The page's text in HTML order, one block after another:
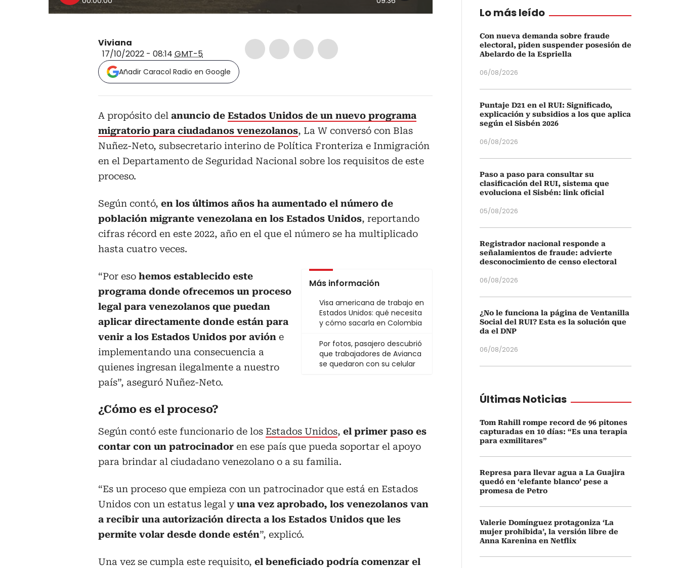
Viviana
17/10/2022 - 08:14 GMT-5
Añadir Caracol Radio en Google
A propósito del anuncio de Estados Unidos de un nuevo programa
migratorio para ciudadanos venezolanos, La W conversó con Blas
Nuñez-Neto, subsecretario interino de Política Fronteriza e Inmigración
en el Departamento de Seguridad Nacional sobre los requisitos de este
proceso.
Según contó, en los últimos años ha aumentado el número de
población migrante venezolana en los Estados Unidos, reportando
cifras récord en este 2022, año en el que el número se ha multiplicado
hasta cuatro veces.
Más información
Visa americana de trabajo en
Estados Unidos: qué necesita
y cómo sacarla en Colombia
Por fotos, pasajero descubrió
que trabajadores de Avianca
se quedaron con su celular
“Por eso hemos establecido este
programa donde ofrecemos un proceso
legal para venezolanos que puedan
aplicar directamente donde están para
venir a los Estados Unidos por avión e
implementando una consecuencia a
quienes ingresan ilegalmente a nuestro
país”, aseguró Nuñez-Neto.
¿Cómo es el proceso?
Según contó este funcionario de los Estados Unidos, el primer paso es
contar con un patrocinador en ese país que pueda soportar el apoyo
para brindar al ciudadano venezolano o a su familia.
“Es un proceso que empieza con un patrocinador que está en Estados
Unidos con un estatus legal yuna vez aprobado, los venezolanos van
a recibir una autorización directa a los Estados Unidos que les
permite volar desde donde estén”, explicó.
Una vez se cumpla este requisito, el beneficiado podría comenzar el
Lo más leído
Con nueva demanda sobre fraude
electoral, piden suspender posesión de
Abelardo de la Espriella
06/08/2026
Puntaje D21 en el RUI: Significado,
explicación y subsidios a los que aplica
según el Sisbén 2026
06/08/2026
Paso a paso para consultar su
clasificación del RUI, sistema que
evoluciona el Sisbén: link oficial
05/08/2026
Registrador nacional responde a
señalamientos de fraude: advierte
desconocimiento de censo electoral
06/08/2026
¿No le funciona la página de Ventanilla
Social del RUI? Esta es la solución que
da el DNP
06/08/2026
Últimas Noticias
Tom Rahill rompe record de 96 pitones
capturadas en 10 días: “Es una terapia
para exmilitares”
Represa para llevar agua a La Guajira
quedó en ‘elefante blanco’ pese a
promesa de Petro
Valerie Domínguez protagoniza ‘La
mujer prohibida’, la versión libre de
Anna Karenina en Netflix